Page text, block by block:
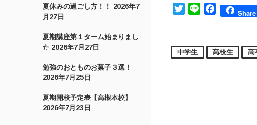
夏休みの過ごし方！！
2026年7
月27日
夏期講座第１ターム始まりまし
た 2026年7月27日
勉強のおとものお菓子３選！
2026年7月25日
夏期開校予定表【高槻本校】
2026年7月23日
TwitterLine FacebookShare
中学生 高校生 高